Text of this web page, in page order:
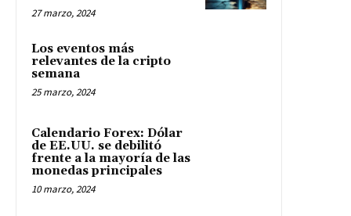
27 marzo, 2024
Los eventos más
relevantes de la cripto
semana
25 marzo, 2024
Calendario Forex: Dólar
de EE.UU. se debilitó
frente a la mayoría de las
monedas principales
10 marzo, 2024